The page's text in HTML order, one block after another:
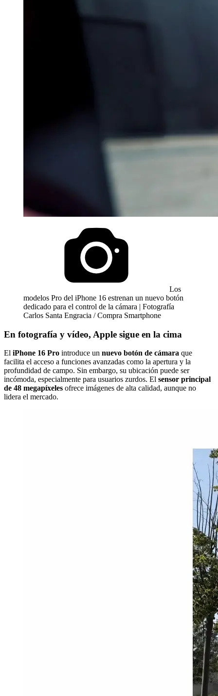
Los
modelos Pro del iPhone 16 estrenan un nuevo botón
dedicado para el control de la cámara | Fotografía
Carlos Santa Engracia / Compra Smartphone
En fotografía y vídeo, Apple sigue en la cima
El iPhone 16 Pro introduce un nuevo botón de cámara que
facilita el acceso a funciones avanzadas como la apertura y la
profundidad de campo. Sin embargo, su ubicación puede ser
incómoda, especialmente para usuarios zurdos. El sensor principal
de 48 megapíxeles ofrece imágenes de alta calidad, aunque no
lidera el mercado.